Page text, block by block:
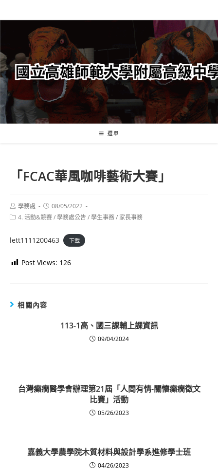
轉
要
內
容
選單
「FCAC華風咖啡藝術大賽」
Post
author:
學務處
Post
published:
08/05/2022
Post4. 活動&競賽/學務處公告/學生事務/ 家長事務
lett1111200463 下載
Post Views: 126
相關內容
113-1高、國三課輔上課資訊
09/04/2024
台灣癲癇醫學會辦理第21屆「人間有情-關懷癲癇徵文
比賽」活動
05/26/2023
嘉義大學農學院木質材料與設計學系進修學士班
04/26/2023